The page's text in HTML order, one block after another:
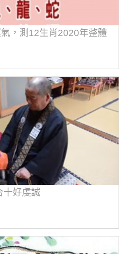
，測12生肖2020年整體
十好虔誠